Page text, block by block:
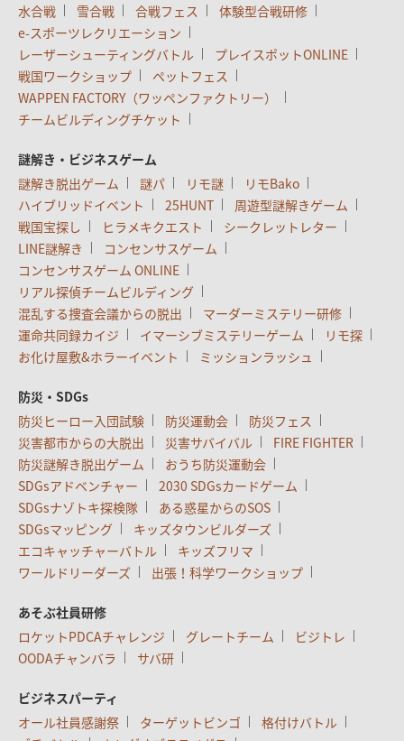
水合戦
雪合戦 合戦フェス
体験型合戦研修
e-スポーツレクリエーション
レーザーシューティングバトル
プレイスポットONLINE
戦国ワークショップ
ペットフェス
WAPPEN FACTORY（ワッペンファクトリー）
チームビルディングチケット
謎解き・ビジネスゲーム
謎解き脱出ゲーム
謎パ リモ謎
リモBako
ハイブリッドイベント
25HUNT
周遊型謎解きゲーム
戦国宝探し
ヒラメキクエスト
シークレットレター
LINE謎解き
コンセンサスゲーム
コンセンサスゲーム ONLINE
リアル探偵チームビルディング
混乱する捜査会議からの脱出
マーダーミステリー研修
運命共同録カイジ
イマーシブミステリーゲーム
リモ探
お化け屋敷&ホラーイベント
ミッションラッシュ
防災・SDGs
防災ヒーロー入団試験
防災運動会
防災フェス
災害都市からの大脱出
災害サバイバル
FIRE FIGHTER
防災謎解き脱出ゲーム
おうち防災運動会
SDGsアドベンチャー
2030 SDGsカードゲーム
SDGsナゾトキ探検隊
ある惑星からのSOS
SDGsマッピング
キッズタウンビルダーズ
エコキャッチャーバトル
キッズフリマ
ワールドリーダーズ
出張！科学ワークショップ
あそぶ社員研修
ロケットPDCAチャレンジ
グレートチーム
ビジトレ
OODAチャンバラ
サバ研
ビジネスパーティ
オール社員感謝祭
ターゲットビンゴ
格付けバトル